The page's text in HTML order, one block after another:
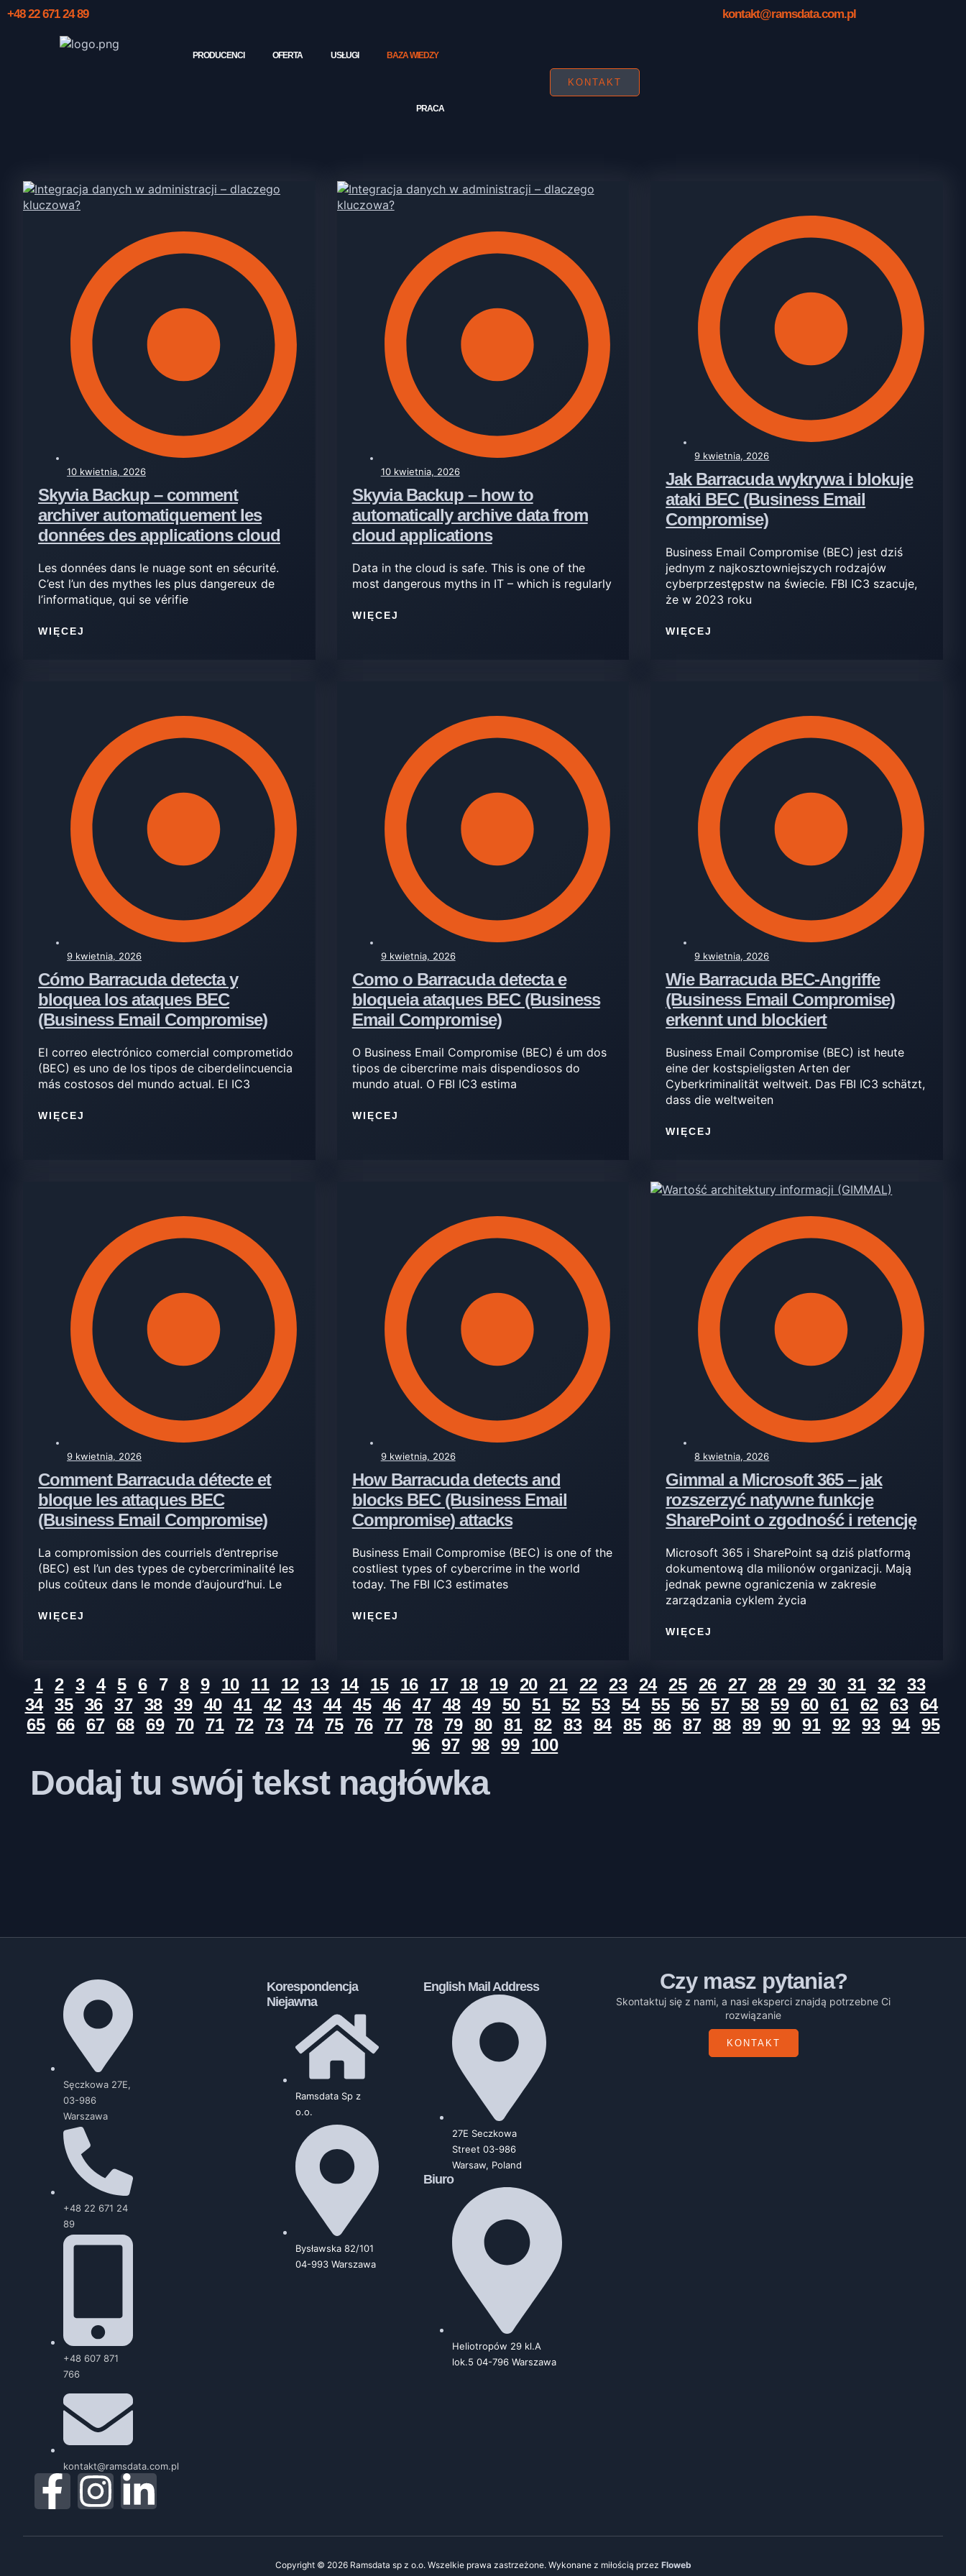
+48 22 671 24 89 kontakt@ramsdata.com.pl
KONTAKT
PRODUCENCI OFERTA USŁUGI BAZA WIEDZY
PRACA
10 kwietnia, 2026
Skyvia Backup – comment
archiver automatiquement les
données des applications cloud
Les données dans le nuage sont en sécurité.
C’est l’un des mythes les plus dangereux de
l’informatique, qui se vérifie
WIĘCEJ
10 kwietnia, 2026
Skyvia Backup – how to
automatically archive data from
cloud applications
Data in the cloud is safe. This is one of the
most dangerous myths in IT – which is regularly
WIĘCEJ
9 kwietnia, 2026
Jak Barracuda wykrywa i blokuje
ataki BEC (Business Email
Compromise)
Business Email Compromise (BEC) jest dziś
jednym z najkosztowniejszych rodzajów
cyberprzestępstw na świecie. FBI IC3 szacuje,
że w 2023 roku
WIĘCEJ
9 kwietnia, 2026
Cómo Barracuda detecta y
bloquea los ataques BEC
(Business Email Compromise)
El correo electrónico comercial comprometido
(BEC) es uno de los tipos de ciberdelincuencia
más costosos del mundo actual. El IC3
WIĘCEJ
9 kwietnia, 2026
Como o Barracuda detecta e
bloqueia ataques BEC (Business
Email Compromise)
O Business Email Compromise (BEC) é um dos
tipos de cibercrime mais dispendiosos do
mundo atual. O FBI IC3 estima
WIĘCEJ
9 kwietnia, 2026
Wie Barracuda BEC-Angriffe
(Business Email Compromise)
erkennt und blockiert
Business Email Compromise (BEC) ist heute
eine der kostspieligsten Arten der
Cyberkriminalität weltweit. Das FBI IC3 schätzt,
dass die weltweiten
WIĘCEJ
9 kwietnia, 2026
Comment Barracuda détecte et
bloque les attaques BEC
(Business Email Compromise)
La compromission des courriels d’entreprise
(BEC) est l’un des types de cybercriminalité les
plus coûteux dans le monde d’aujourd’hui. Le
WIĘCEJ
9 kwietnia, 2026
How Barracuda detects and
blocks BEC (Business Email
Compromise) attacks
Business Email Compromise (BEC) is one of the
costliest types of cybercrime in the world
today. The FBI IC3 estimates
WIĘCEJ
8 kwietnia, 2026
Gimmal a Microsoft 365 – jak
rozszerzyć natywne funkcje
SharePoint o zgodność i retencję
Microsoft 365 i SharePoint są dziś platformą
dokumentową dla milionów organizacji. Mają
jednak pewne ograniczenia w zakresie
zarządzania cyklem życia
WIĘCEJ
1 2 3 4 5 6 7 8 9 10 11 12 13 14 15 16 17 18 19 20 21 22 23 24 25 26 27 28 29 30 31 32
33
34
35 36 37 38 39 40 41 42 43 44 45 46 47 48 49 50 51 52 53 54 55 56 57 58 59 60 61 62 63
64
65
66 67 68 69 70 71 72 73 74 75 76 77 78 79 80 81 82 83 84 85 86 87 88 89 90 91 92 93 94
95
96
97 98 99 100
Dodaj tu swój tekst nagłówka
Sęczkowa 27E,
03-986
Warszawa
+48 22 671 24
89
+48 607 871
766
kontakt@ramsdata.com.pl
Korespondencja
Niejawna
Ramsdata Sp z
o.o.
Bysławska 82/101
04-993 Warszawa
English Mail Address
27E Seczkowa
Street 03-986
Warsaw, Poland
Biuro
Heliotropów 29 kl.A
lok.5 04-796 Warszawa
Czy masz pytania?
Skontaktuj się z nami, a nasi eksperci znajdą potrzebne Ci
rozwiązanie
KONTAKT
Copyright © 2026 Ramsdata sp z o.o. Wszelkie prawa zastrzeżone. Wykonane z miłością przez Floweb